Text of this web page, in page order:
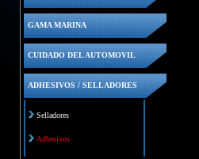
GAMA MARINA
CUIDADO DEL AUTOMOVIL
ADHESIVOS / SELLADORES
Selladores
Adhesivos